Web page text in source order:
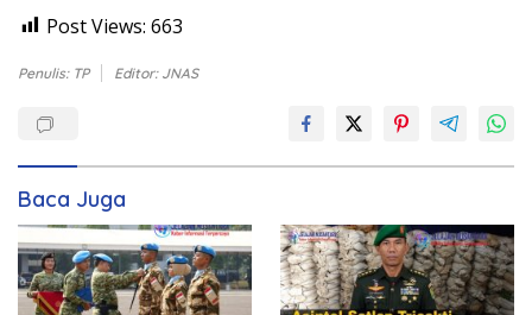
Post Views: 663
Penulis: TP Editor: JNAS
Baca Juga